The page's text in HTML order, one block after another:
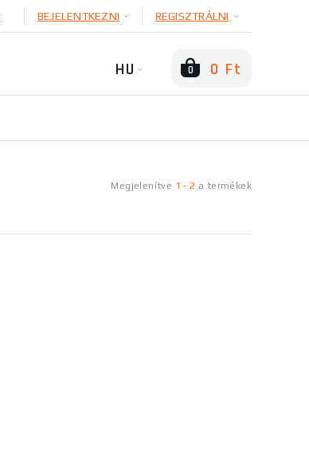
BEJELENTKEZNI REGISZTRÁLNI
HU 0 0 Ft
Megjelenítve 1 -2 a termékek